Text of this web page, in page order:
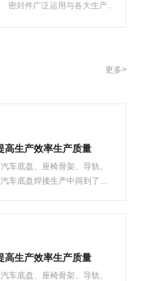
密封件广泛运用与各大生产车间提高生产效率生产质量
更多>
高生产效率生产质量
车底盘、座椅骨架、导轨、
车底盘焊接生产中得到了广
高生产效率生产质量
车底盘、座椅骨架、导轨、